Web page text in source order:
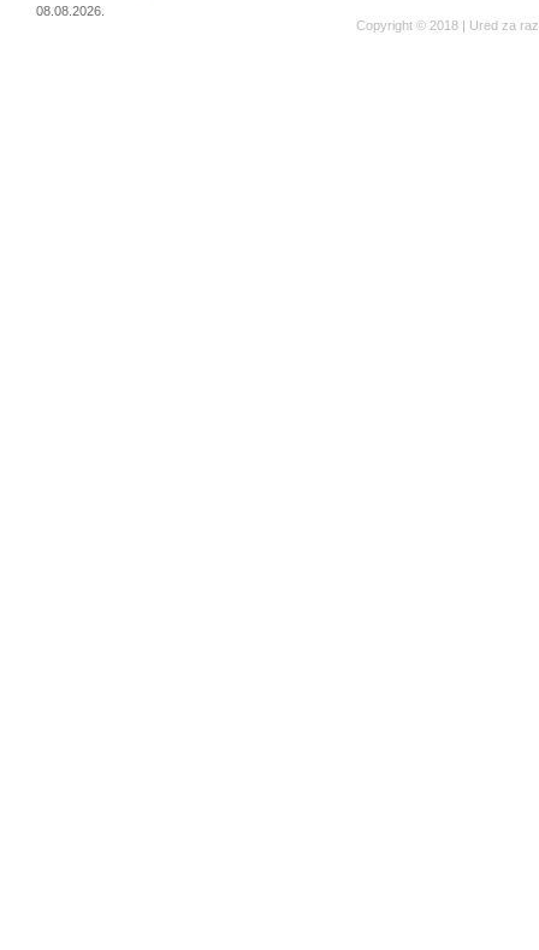
08.08.2026.
Copyright © 2018 | Ured za